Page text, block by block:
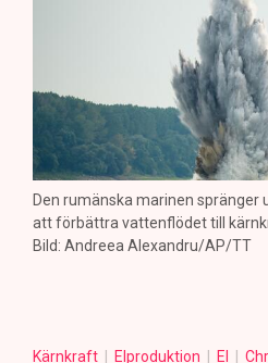
Den rumänska marinen
att förbättra vattenflödet till
Bild: Andreea Alexandru/AP/TT
Kärnkraft Elproduktion El